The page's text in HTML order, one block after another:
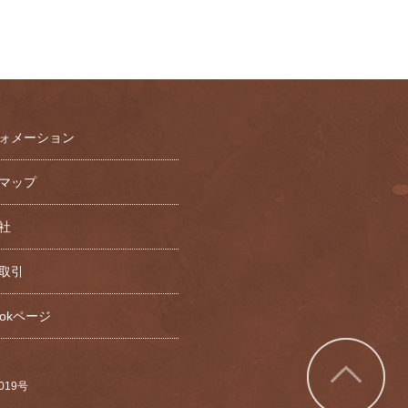
メーション
ップ
引
ページ
号